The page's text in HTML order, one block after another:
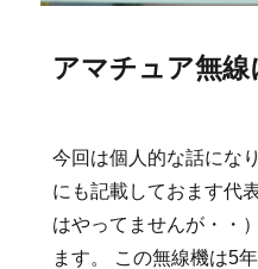
アマチュア無線
今回は個人的な話にな
にも記載しておます代
はやってませんが・・
ます。
この無線機は5